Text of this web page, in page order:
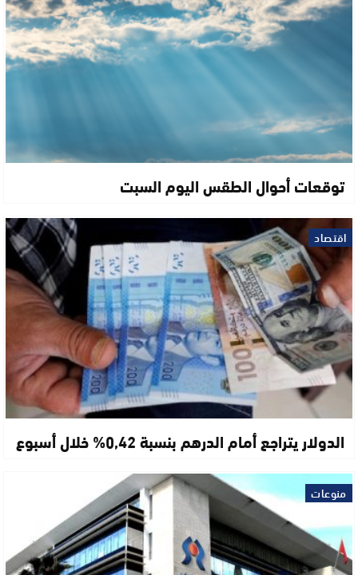
توقعات أحوال الطقس اليوم السبت
اقتصاد
الدولار يتراجع أمام الدرهم بنسبة 0,42% خلال أسبوع
منوعات